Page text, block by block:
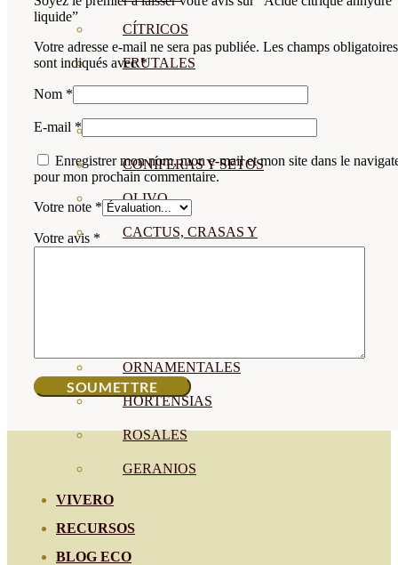
CÍTRICOS
FRUTALES
CONÍFERAS Y SETOS
OLIVO
CACTUS, CRASAS Y
ORNAMENTALES
HORTENSIAS
ROSALES
GERANIOS
VIVERO
RECURSOS
BLOG ECO
liquide”
Votre adresse e-mail ne sera pas publiée. Les champs obligatoires
sont indiqués avec*
Nom *
E-mail *
Enregistrer mon nom, mon e-mail et mon site dans le
pour mon prochain commentaire.
Votre note *
Votre avis *